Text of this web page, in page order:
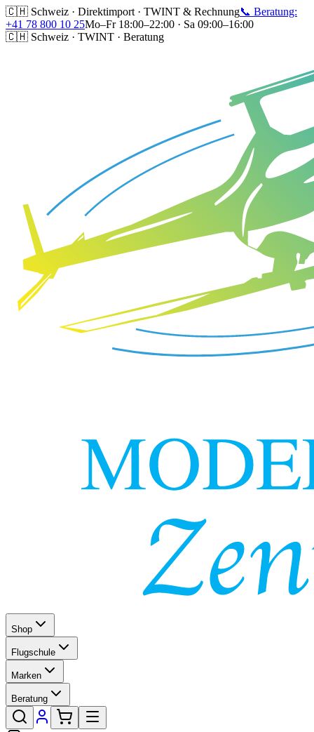
🇨🇭 Schweiz · Direktimport · TWINT & Rechnung📞 Beratung:
+41 78 800 10 25Mo–Fr 18:00–22:00 · Sa 09:00–16:00
🇨🇭 Schweiz · TWINT · Beratung
Shop
Flugschule
Marken
Beratung